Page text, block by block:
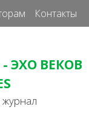
Контакты
ЭХО ВЕКОВ